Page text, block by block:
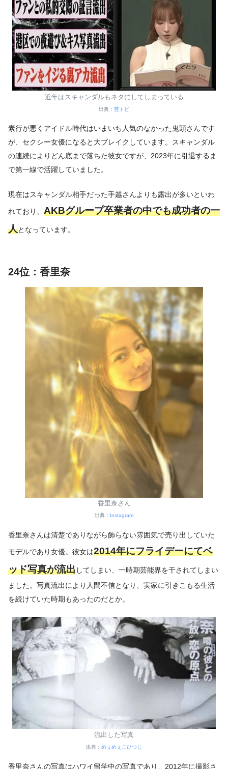
近年はスキャンダルもネタにしてしまっている
出典： 芸トピ
素行が悪くアイドル時代はいまいち人気のなかった鬼頭さんです
が、セクシー女優になると大ブレイクしています。スキャンダル
の連続によりどん底まで落ちた彼女ですが、2023年に引退するま
で第一線で活躍していました。
現在はスキャンダル相手だった手越さんよりも露出が多いといわ
れており、 AKBグループ卒業者の中でも成功者の一
人となっています。
24位：香里奈
香里奈さん
出典： Instagram
香里奈さんは清楚でありながら飾らない雰囲気で売り出していた
モデルであり女優。彼女は2014年にフライデーにてベ
ッド写真が流出してしまい、一時期芸能界を干されてしまい
ました。写真流出により人間不信となり、実家に引きこもる生活
を続けていた時期もあったのだとか。
流出した写真
出典： めぇめぇこひつじ
香里奈さんの写真はハワイ留学中の写真であり、2012年に撮影さ